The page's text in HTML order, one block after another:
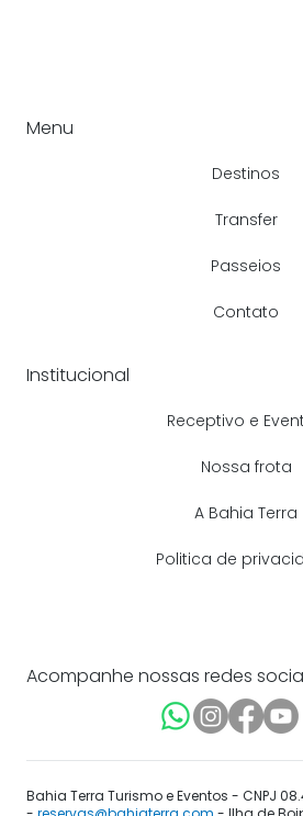
Acompanhe nossas redes
Institucional
Receptivo e
Nossa frota
A Bahia Terra
Politica de
Menu
Destinos
Transfer
Passeios
Contato
Bahia Terra Turismo e Eventos - CNPJ